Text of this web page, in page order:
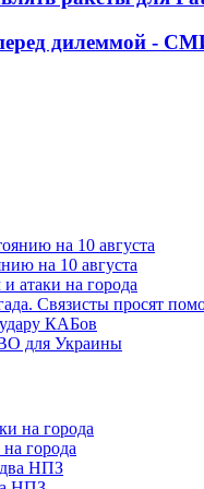
дилеммой -
на 10 августа
атаки на города
Связисты просят
КАБов
для Украины
города